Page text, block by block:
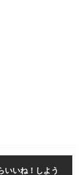
いいね！しよう